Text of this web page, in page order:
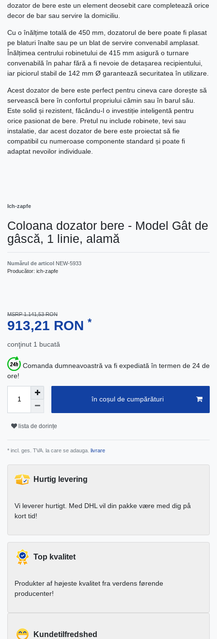
dozator de bere este un element deosebit care completează orice
decor de bar sau servire la domiciliu.
Cu o înălțime totală de 450 mm, dozatorul de bere poate fi plasat
pe blaturi înalte sau pe un blat de servire convenabil amplasat.
Înălțimea centrului robinetului de 415 mm asigură o turnare
convenabilă în pahar fără a fi nevoie de detașarea recipientului,
iar piciorul stabil de 142 mm Ø garantează securitatea în utilizare.
Acest dozator de bere este perfect pentru cineva care dorește să
servească bere în confortul propriului cămin sau în barul său.
Este solid și rezistent, făcându-l o investiție inteligentă pentru
orice pasionat de bere. Pretul nu include robinete, tevi sau
instalatie, dar acest dozator de bere este proiectat să fie
compatibil cu numeroase componente standard și poate fi
adaptat nevoilor individuale.
Ich-zapfe
Coloana dozator bere - Model Gât de
gâscă, 1 linie, alamă
Numărul de articol NEW-5933
Producător: ich-zapfe
MSRP 1.141,53 RON
913,21 RON *
conţinut 1 bucată
Comanda dumneavoastră va fi expediată în termen de 24 de
ore!
în coșul de cumpărături
lista de dorințe
* incl. ges. TVA. la care se adauga. livrare
Hurtig levering
Vi leverer hurtigt. Med DHL vil din pakke være med dig på
kort tid!
Top kvalitet
Produkter af højeste kvalitet fra verdens førende
producenter!
Kundetilfredshed